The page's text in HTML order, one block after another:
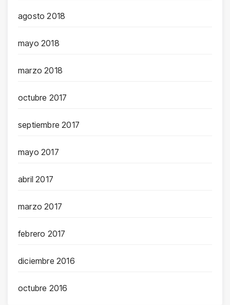
agosto 2018
mayo 2018
marzo 2018
octubre 2017
septiembre 2017
mayo 2017
abril 2017
marzo 2017
febrero 2017
diciembre 2016
octubre 2016